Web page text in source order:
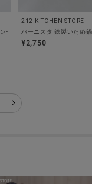
◆フライパン・ソー
212 KITCHEN STORE
バーニスタ 鉄製いため
¥2,750